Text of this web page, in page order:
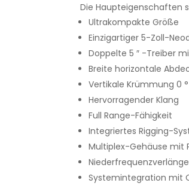
Die Haupteigenschaften
Ultrakompakte Größe
Einzigartiger 5-Zoll-
Doppelte 5 ″ -Treiber
Breite horizontale
Vertikale Krümmung 0 °
Hervorragender Klang
Full Range-Fähigkeit
Integriertes Rigging-
Multiplex-Gehäuse mit
Systemintegration mit